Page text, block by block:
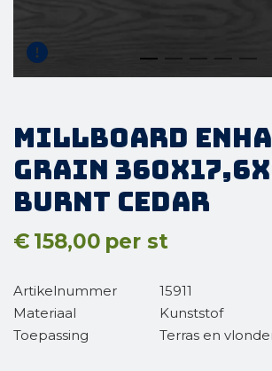
Millboard
Grain
Burnt Cedar
€ 158,00 per st
Artikelnummer
15911
Materiaal
Kunststof
Toepassing
Terras en